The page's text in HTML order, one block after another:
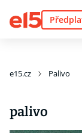
e15.cz Palivo
palivo